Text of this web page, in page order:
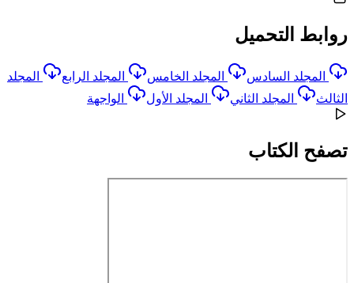
روابط التحميل
المجلد السادس المجلد الخامس المجلد الرابع
المجلد
الثالث
المجلد الثاني المجلد الأول الواجهة
تصفح الكتاب